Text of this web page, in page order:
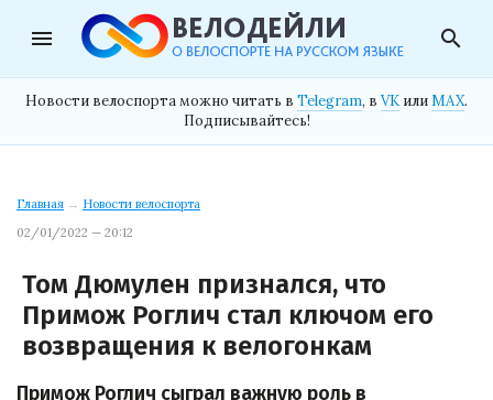
menu search
Новости велоспорта можно читать в Telegram, в VK илиMAX.
Подписывайтесь!
Главная → Новости велоспорта
02/01/2022 — 20:12
Том Дюмулен признался, что
Примож Роглич стал ключом его
возвращения к велогонкам
Примож Роглич сыграл важную роль в